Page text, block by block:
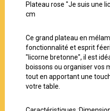
Plateau rose "Je suis une
cm
Ce grand plateau en
fonctionnalité et esprit
"licorne bretonne", il est
boissons ou organiser vos
tout en apportant une
votre table.